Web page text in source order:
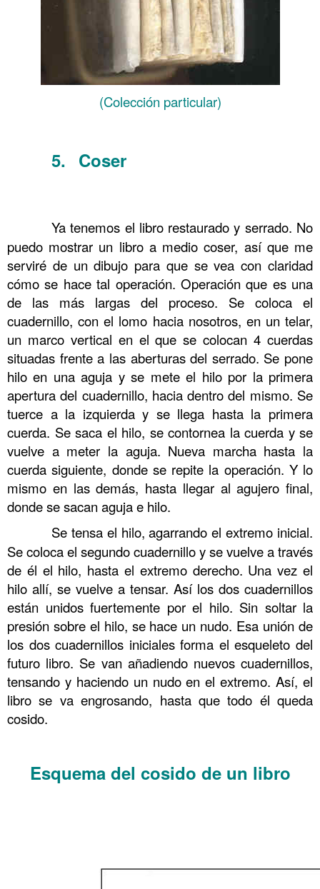
(Colección particular)
5. Coser
Ya tenemos el libro restaurado y serrado. No
puedo mostrar un libro a medio coser, así que me
serviré de un dibujo para que se vea con claridad
cómo se hace tal operación. Operación que es una
de las más largas del proceso. Se coloca el
cuadernillo, con el lomo hacia nosotros, en un telar,
un marco vertical en el que se colocan 4 cuerdas
situadas frente a las aberturas del serrado. Se pone
hilo en una aguja y se mete el hilo por la primera
apertura del cuadernillo, hacia dentro del mismo. Se
tuerce a la izquierda y se llega hasta la primera
cuerda. Se saca el hilo, se contornea la cuerda y se
vuelve a meter la aguja. Nueva marcha hasta la
cuerda siguiente, donde se repite la operación. Y lo
mismo en las demás, hasta llegar al agujero final,
donde se sacan aguja e hilo.
Se tensa el hilo, agarrando el extremo inicial.
Se coloca el segundo cuadernillo y se vuelve a través
de él el hilo, hasta el extremo derecho. Una vez el
hilo allí, se vuelve a tensar. Así los dos cuadernillos
están unidos fuertemente por el hilo. Sin soltar la
presión sobre el hilo, se hace un nudo. Esa unión de
los dos cuadernillos iniciales forma el esqueleto del
futuro libro. Se van añadiendo nuevos cuadernillos,
tensando y haciendo un nudo en el extremo. Así, el
libro se va engrosando, hasta que todo él queda
cosido.
Esquema del cosido de un libro